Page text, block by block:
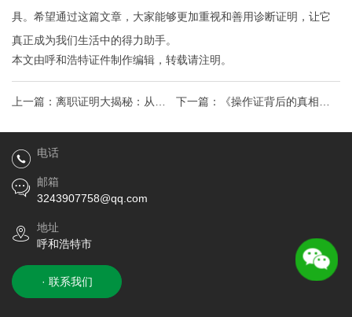
具。希望通过这篇文章，大家能够更加重视和善用诊断证明，让它
真正成为我们生活中的得力助手。
本文由呼和浩特证件制作编辑，转载请注明。
上一篇： 离职证明大揭秘：从被
拒到顺利入职，99%职场人不知
道的隐藏真相
下一篇： 《操作证背后的真相：
为什么有人靠它年薪翻倍，有人
电话
邮箱
3243907758@qq.com
地址
呼和浩特市
· 联系我们